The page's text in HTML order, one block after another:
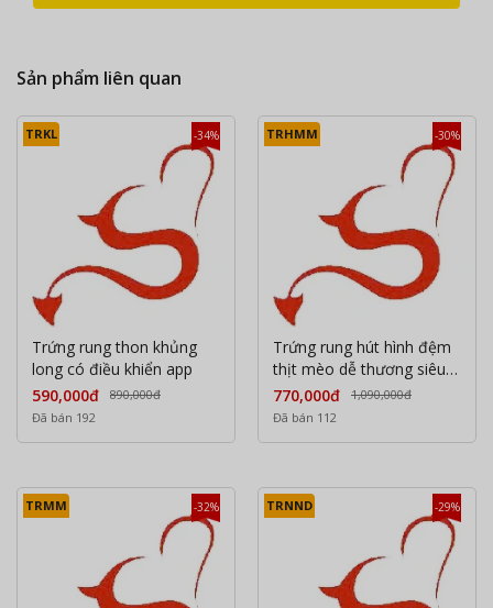
Sản phẩm liên quan
-34%
TRKL
Trứng rung thon khủng
long có điều khiển app
590,000đ
890,000đ
Đã bán 192
-30%
TRHMM
Trứng rung hút hình đệm
thịt mèo dễ thương siêu
kích thích điều khiển qua
APP
770,000đ
1,090,000đ
Đã bán 112
-32%
TRMM -29%
TRNND